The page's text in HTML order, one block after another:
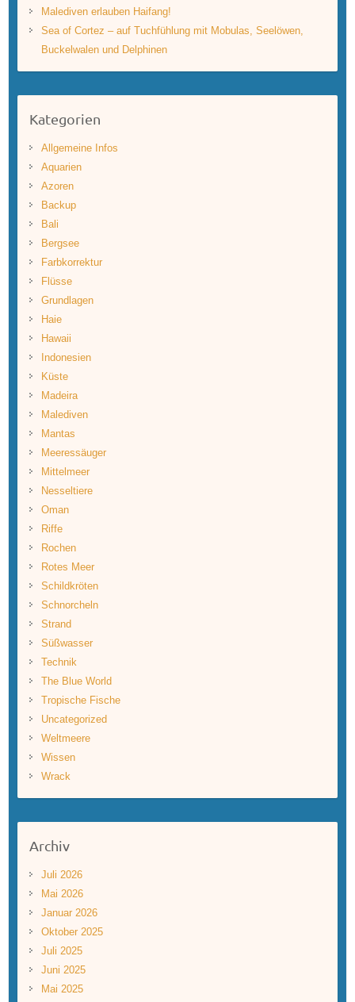
Malediven erlauben Haifang!
Sea of Cortez – auf Tuchfühlung mit Mobulas, Seelöwen,
Buckelwalen und Delphinen
Kategorien
Allgemeine Infos
Aquarien
Azoren
Backup
Bali
Bergsee
Farbkorrektur
Flüsse
Grundlagen
Haie
Hawaii
Indonesien
Küste
Madeira
Malediven
Mantas
Meeressäuger
Mittelmeer
Nesseltiere
Oman
Riffe
Rochen
Rotes Meer
Schildkröten
Schnorcheln
Strand
Süßwasser
Technik
The Blue World
Tropische Fische
Uncategorized
Weltmeere
Wissen
Wrack
Archiv
Juli 2026
Mai 2026
Januar 2026
Oktober 2025
Juli 2025
Juni 2025
Mai 2025